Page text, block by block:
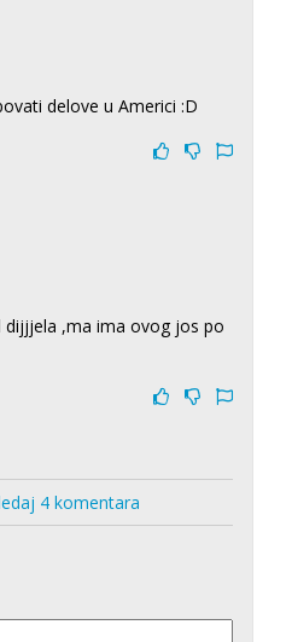
delove u Americi :D
dijjjela ,ma ima ovog jos po
4 komentara